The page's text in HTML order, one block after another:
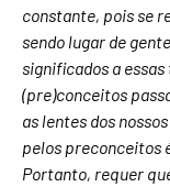
constante, pois se
sendo lugar de
significados a
(pre)conceitos
as lentes dos
pelos preconceitos
Portanto, requer